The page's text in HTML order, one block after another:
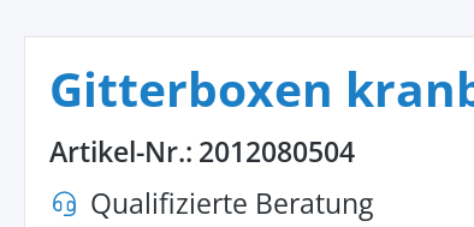
Gitterboxen
Artikel-Nr.: 2012080504
Qualifizierte Beratung